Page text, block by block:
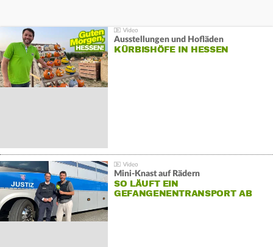
Ausstellungen und Hofläden
KÜRBISHÖFE IN HESSEN
Mini-Knast auf Rädern
SO LÄUFT EIN
GEFANGENENTRANSPORT AB